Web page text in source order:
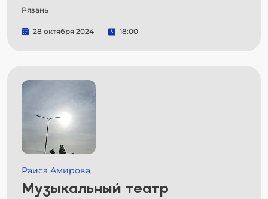
Рязань
28 октября 2024 18:00
Раиса Амирова
Музыкальный театр